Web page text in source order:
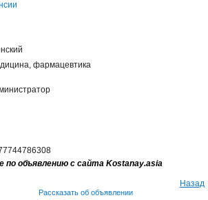
фармацевтика
объявлению с сайта Kostanay.asia
Назад
Рассказать об объявлении